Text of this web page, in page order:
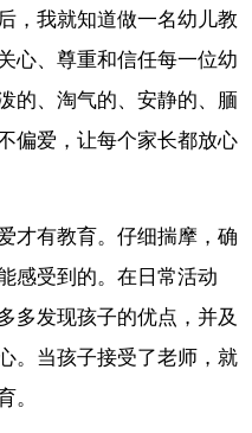
，我就知道做一名幼儿教
心、尊重和信任每一位幼
的、淘气的、安静的、腼
偏爱，让每个家长都放心
才有教育。仔细揣摩，确
感受到的。在日常活动
多发现孩子的优点，并及
。当孩子接受了老师，就
。